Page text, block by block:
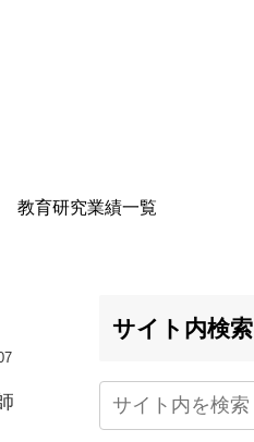
教育研究業績一覧
サイト内検索